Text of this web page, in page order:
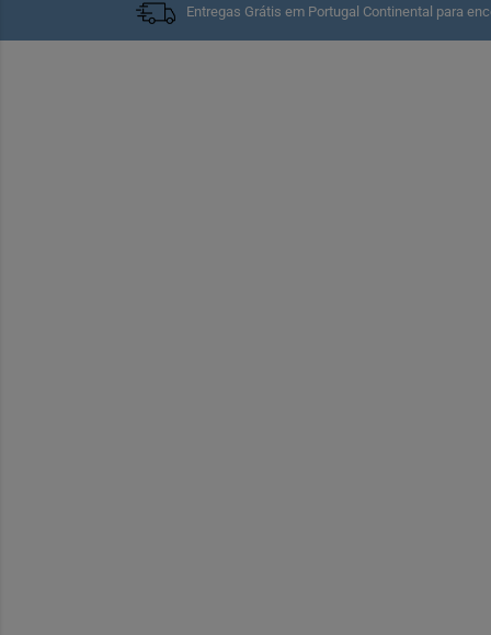
Entregas Grátis em Portugal Continental para